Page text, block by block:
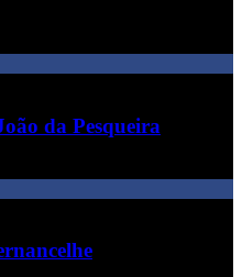
da Pesqueira